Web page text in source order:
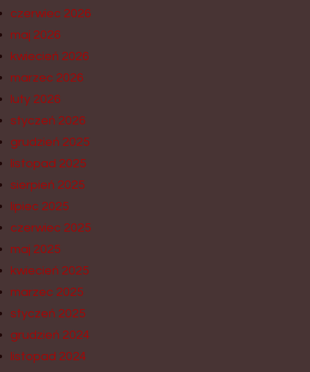
czerwiec 2026
maj 2026
kwiecień 2026
marzec 2026
luty 2026
styczeń 2026
grudzień 2025
listopad 2025
sierpień 2025
lipiec 2025
czerwiec 2025
maj 2025
kwiecień 2025
marzec 2025
styczeń 2025
grudzień 2024
listopad 2024